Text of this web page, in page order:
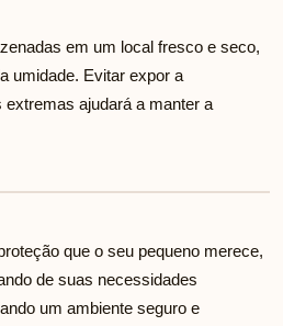
em um local fresco e seco,
umidade. Evitar expor a
ajudará a manter a
que o seu pequeno merece,
de suas necessidades
um ambiente seguro e